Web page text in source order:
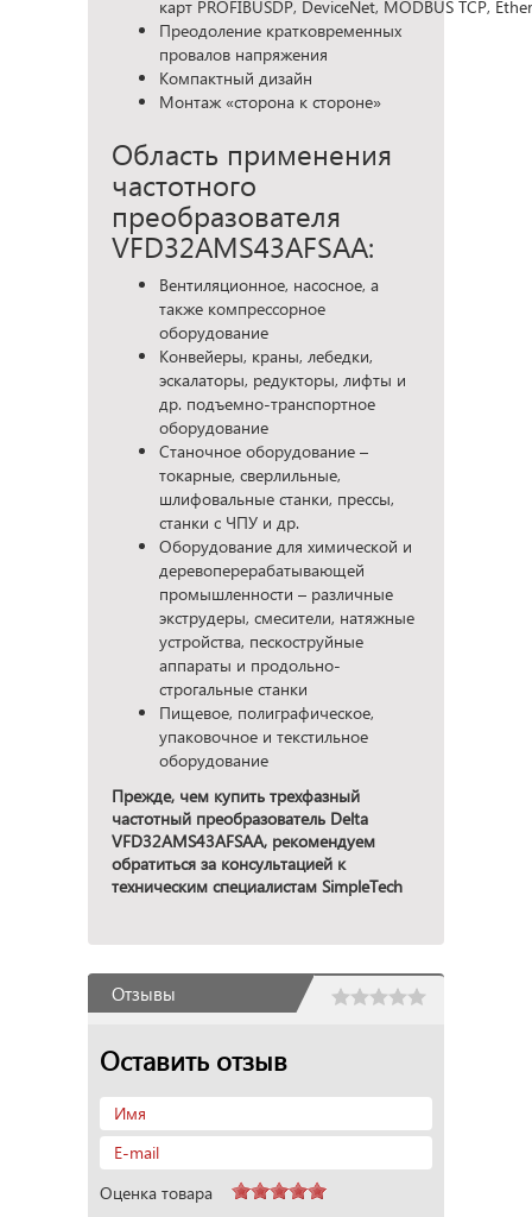
карт PROFIBUSDP, DeviceNet, MODBUS TCP,
Преодоление кратковременных
провалов напряжения
Компактный дизайн
Монтаж «сторона к стороне»
Область применения
частотного
преобразователя
VFD32AMS43AFSAA:
Вентиляционное, насосное, а
также компрессорное
оборудование
Конвейеры, краны, лебедки,
эскалаторы, редукторы, лифты и
др. подъемно-транспортное
оборудование
Станочное оборудование –
токарные, сверлильные,
шлифовальные станки, прессы,
станки с ЧПУ и др.
Оборудование для химической и
деревоперерабатывающей
промышленности – различные
экструдеры, смесители, натяжные
устройства, пескоструйные
аппараты и продольно-
строгальные станки
Пищевое, полиграфическое,
упаковочное и текстильное
оборудование
Прежде, чем купить трехфазный
частотный преобразователь Delta
VFD32AMS43AFSAA, рекомендуем
обратиться за консультацией к
техническим специалистам SimpleTech
Отзывы
Оставить отзыв
Оценка товара